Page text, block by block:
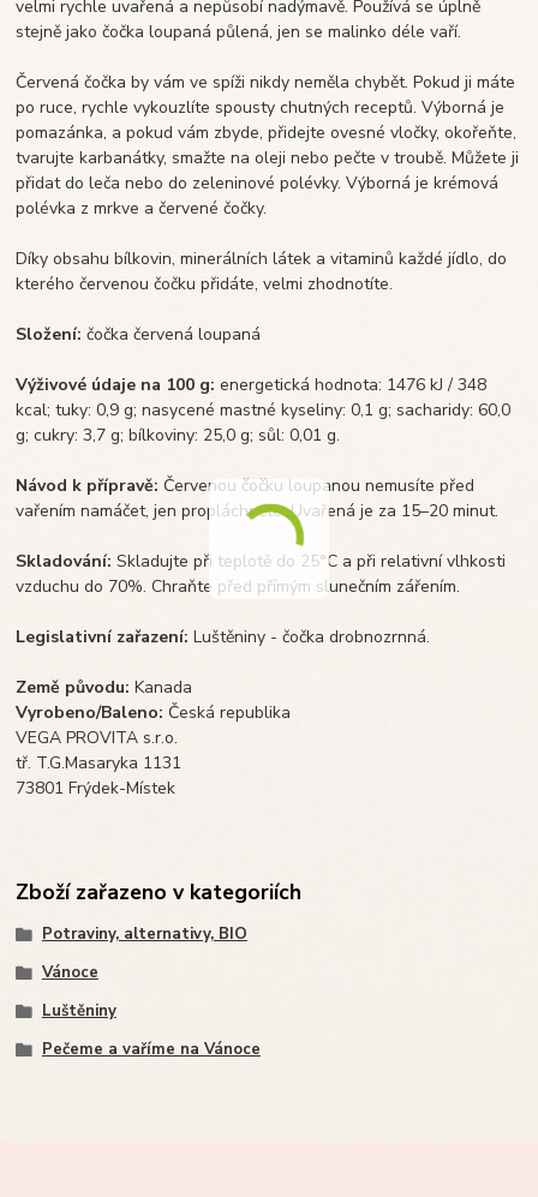
velmi rychle uvařená a nepůsobí nadýmavě. Používá se úplně
stejně jako čočka loupaná půlená, jen se malinko déle vaří.
Červená čočka by vám ve spíži nikdy neměla chybět. Pokud ji máte
po ruce, rychle vykouzlíte spousty chutných receptů. Výborná je
pomazánka, a pokud vám zbyde, přidejte ovesné vločky, okořeňte,
tvarujte karbanátky, smažte na oleji nebo pečte v troubě. Můžete ji
přidat do leča nebo do zeleninové polévky. Výborná je krémová
polévka z mrkve a červené čočky.
Díky obsahu bílkovin, minerálních látek a vitaminů každé jídlo, do
kterého červenou čočku přidáte, velmi zhodnotíte.
Složení: čočka červená loupaná
Výživové údaje na 100 g: energetická hodnota: 1476 kJ / 348
kcal; tuky: 0,9 g; nasycené mastné kyseliny: 0,1 g; sacharidy: 60,0
g; cukry: 3,7 g; bílkoviny: 25,0 g; sůl: 0,01 g.
Návod k přípravě: Červenou čočku loupanou nemusíte před
vařením namáčet, jen propláchněte. Uvařená je za 15–20 minut.
Skladování: Skladujte při teplotě do 25°C a při relativní vlhkosti
vzduchu do 70%. Chraňte před přímým slunečním zářením.
Legislativní zařazení: Luštěniny - čočka drobnozrnná.
Země původu: Kanada
Vyrobeno/Baleno: Česká republika
VEGA PROVITA s.r.o.
tř. T.G.Masaryka 1131
73801 Frýdek-Místek
Zboží zařazeno v kategoriích
Potraviny, alternativy, BIO
Vánoce
Luštěniny
Pečeme a vaříme na Vánoce